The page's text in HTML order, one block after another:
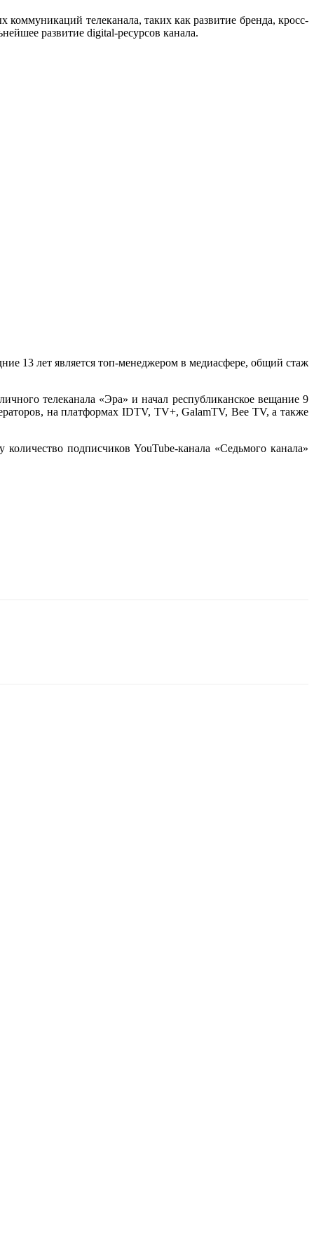
телеканала, таких как развитие бренда, кросс-
развитие digital-ресурсов канала.
13 лет является топ-менеджером в медиасфере, общий стаж
телеканала «Эра» и начал республиканское вещание 9
на платформах IDTV, TV+, GalamTV, Bee TV, а также
подписчиков YouTube-канала «Седьмого канала»